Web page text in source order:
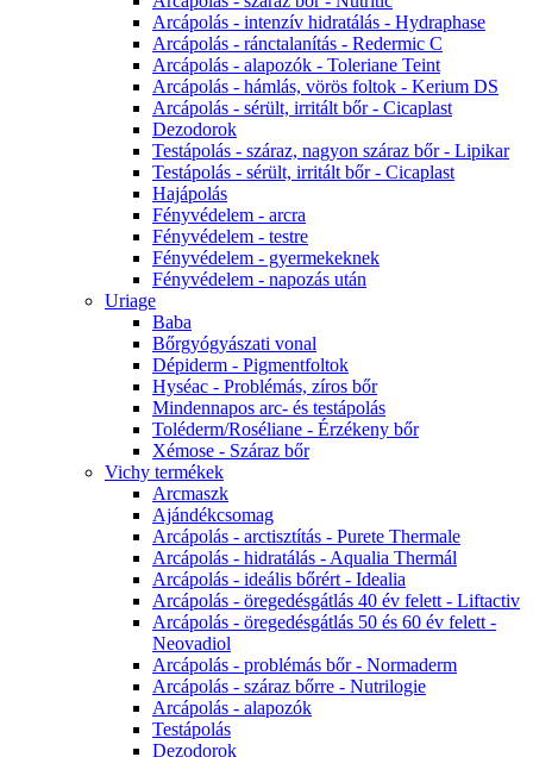
Arcápolás - intenzív hidratálás - Hydraphase
Arcápolás - ránctalanítás - Redermic C
Arcápolás - alapozók - Toleriane Teint
Arcápolás - hámlás, vörös foltok - Kerium DS
Arcápolás - sérült, irritált bőr - Cicaplast
Dezodorok
Testápolás - száraz, nagyon száraz bőr - Lipikar
Testápolás - sérült, irritált bőr - Cicaplast
Hajápolás
Fényvédelem - arcra
Fényvédelem - testre
Fényvédelem - gyermekeknek
Fényvédelem - napozás után
Uriage
Baba
Bőrgyógyászati vonal
Dépiderm - Pigmentfoltok
Hyséac - Problémás, zíros bőr
Mindennapos arc- és testápolás
Toléderm/Roséliane - Érzékeny bőr
Xémose - Száraz bőr
Vichy termékek
Arcmaszk
Ajándékcsomag
Arcápolás - arctisztítás - Purete Thermale
Arcápolás - hidratálás - Aqualia Thermál
Arcápolás - ideális bőrért - Idealia
Arcápolás - öregedésgátlás 40 év felett - Liftactiv
Arcápolás - öregedésgátlás 50 és 60 év felett -
Neovadiol
Arcápolás - problémás bőr - Normaderm
Arcápolás - száraz bőrre - Nutrilogie
Arcápolás - alapozók
Testápolás
Dezodorok